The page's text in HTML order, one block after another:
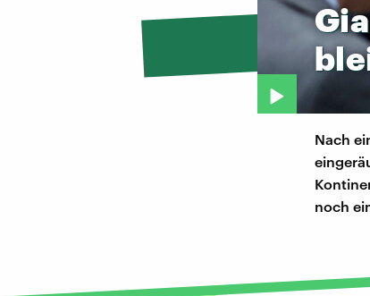
Nach
noch